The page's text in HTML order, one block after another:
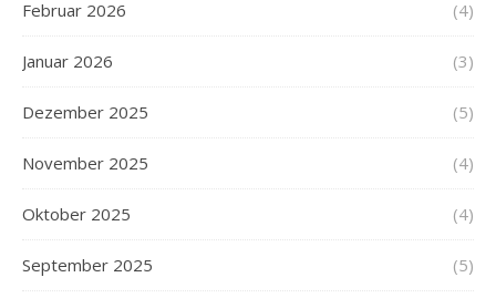
Februar 2026 (4)
Januar 2026 (3)
Dezember 2025 (5)
November 2025 (4)
Oktober 2025 (4)
September 2025 (5)